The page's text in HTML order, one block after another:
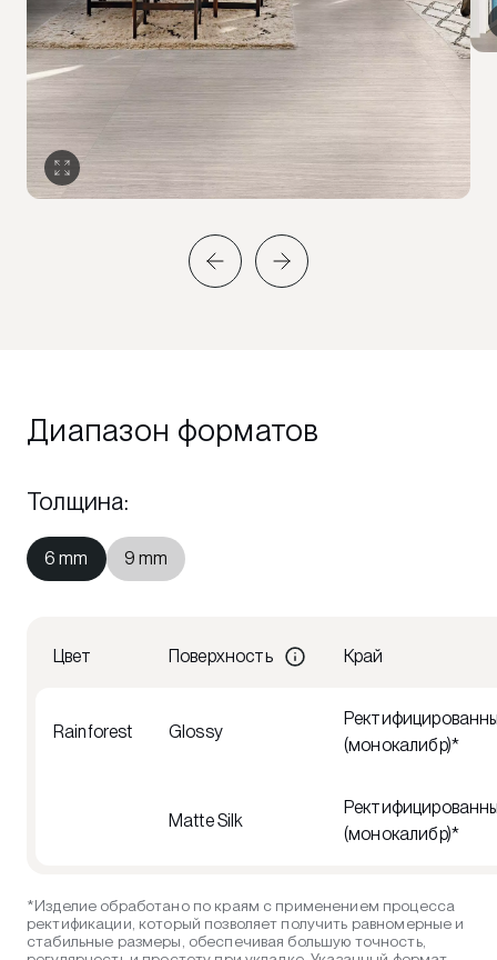
Диапазон форматов
Толщина:
6 mm 9 mm
Цвет Поверхность Край
Rainforest Glossy
(монокалибр)*
Matte Silk
(монокалибр)*
*Изделие обработано по краям с применением процесса
ректификации, который позволяет получить равномерные и
стабильные размеры, обеспечивая большую точность,